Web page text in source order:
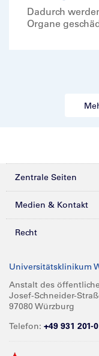
Dadurch
Organe
Zentrale Seiten
Kliniken & Zentren
Forschung
Karriere
Medien & Kontakt
Presse
Glossar
Spenden
Recht
Compliance
Impressum
Barrierefreiheit
Universitätsklinikum
Anstalt des
Josef-Schneider-
97080 Würzburg
Telefon: +49 931 201-0